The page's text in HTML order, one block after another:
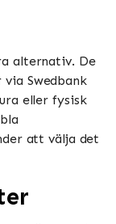
alternativ. De
Swedbank
eller fysisk
att välja det